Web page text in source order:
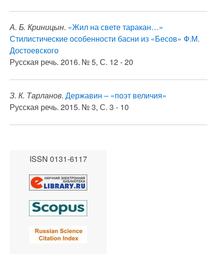
А. Б. Криницын. «Жил на свете таракан…»
Стилистические особенности басни из «Бесов» Ф.М.
Достоевского
Русская речь. 2016. № 5, С. 12 - 20
З. К. Тарланов. Державин – «поэт величия»
Русская речь. 2015. № 3, С. 3 - 10
ISSN 0131-6117